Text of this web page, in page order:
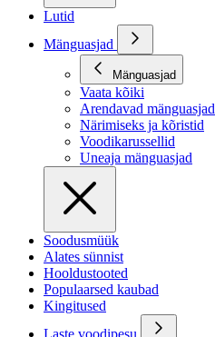
Lutid
Mänguasjad
Mänguasjad
Vaata kõiki
Arendavad mänguasjad
Närimiseks ja kõristid
Voodikarussellid
Uneaja mänguasjad
Soodusmüük
Alates sünnist
Hooldustooted
Populaarsed kaubad
Kingitused
Laste voodipesu